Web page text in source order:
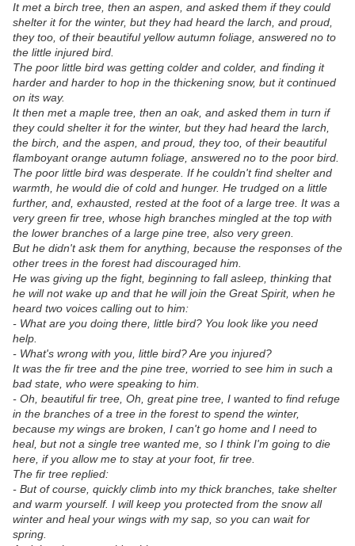
It met a birch tree, then an aspen, and asked them if they could
shelter it for the winter, but they had heard the larch, and proud,
they too, of their beautiful yellow autumn foliage, answered no to
the little injured bird.
The poor little bird was getting colder and colder, and finding it
harder and harder to hop in the thickening snow, but it continued
on its way.
It then met a maple tree, then an oak, and asked them in turn if
they could shelter it for the winter, but they had heard the larch,
the birch, and the aspen, and proud, they too, of their beautiful
flamboyant orange autumn foliage, answered no to the poor bird.
The poor little bird was desperate. If he couldn't find shelter and
warmth, he would die of cold and hunger. He trudged on a little
further, and, exhausted, rested at the foot of a large tree. It was a
very green fir tree, whose high branches mingled at the top with
the lower branches of a large pine tree, also very green.
But he didn't ask them for anything, because the responses of the
other trees in the forest had discouraged him.
He was giving up the fight, beginning to fall asleep, thinking that
he will not wake up and that he will join the Great Spirit, when he
heard two voices calling out to him:
- What are you doing there, little bird? You look like you need
help.
- What's wrong with you, little bird? Are you injured?
It was the fir tree and the pine tree, worried to see him in such a
bad state, who were speaking to him.
- Oh, beautiful fir tree, Oh, great pine tree, I wanted to find refuge
in the branches of a tree in the forest to spend the winter,
because my wings are broken, I can't go home and I need to
heal, but not a single tree wanted me, so I think I'm going to die
here, if you allow me to stay at your foot, fir tree.
The fir tree replied:
- But of course, quickly climb into my thick branches, take shelter
and warm yourself. I will keep you protected from the snow all
winter and heal your wings with my sap, so you can wait for
spring.